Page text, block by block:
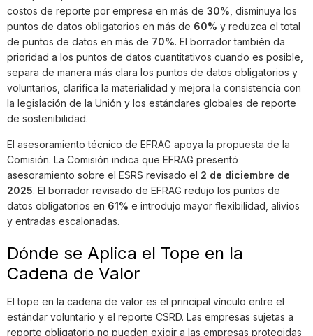
costos de reporte por empresa en más de 30% , disminuya los
puntos de datos obligatorios en más de 60% y reduzca el total
de puntos de datos en más de 70%. El borrador también da
prioridad a los puntos de datos cuantitativos cuando es posible,
separa de manera más clara los puntos de datos obligatorios y
voluntarios, clarifica la materialidad y mejora la consistencia con
la legislación de la Unión y los estándares globales de reporte
de sostenibilidad.
El asesoramiento técnico de EFRAG apoya la propuesta de la
Comisión. La Comisión indica que EFRAG presentó
asesoramiento sobre el ESRS revisado el 2 de diciembre de
2025. El borrador revisado de EFRAG redujo los puntos de
datos obligatorios en 61% e introdujo mayor flexibilidad, alivios
y entradas escalonadas.
Dónde se Aplica el Tope en la
Cadena de Valor
El tope en la cadena de valor es el principal vínculo entre el
estándar voluntario y el reporte CSRD. Las empresas sujetas a
reporte obligatorio no pueden exigir a las empresas protegidas